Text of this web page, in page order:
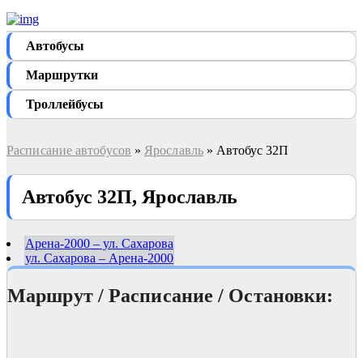
Автобуcы
Маршрутки
Троллейбусы
Расписание автобусов » Ярославль» Автобус 32П
Автобус 32П, Ярославль
Арена-2000 – ул. Сахарова
ул. Сахарова – Арена-2000
Маршрут / Расписание / Остановки: